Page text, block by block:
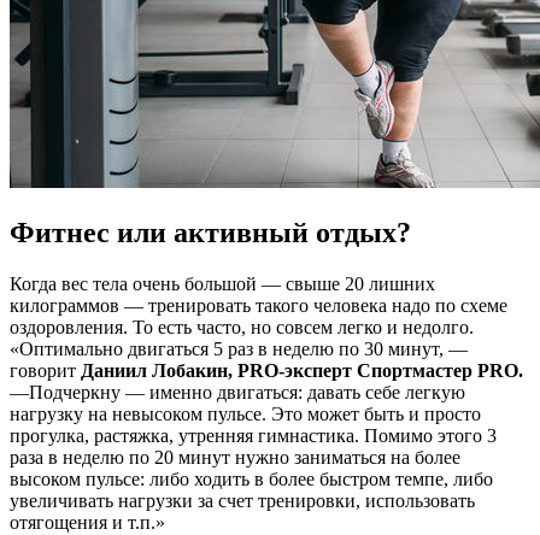
Фитнес или активный отдых?
Когда вес тела очень большой — свыше 20 лишних
килограммов — тренировать такого человека надо по схеме
оздоровления. То есть часто, но совсем легко и недолго.
«Оптимально двигаться 5 раз в неделю по 30 минут, —
говорит Даниил Лобакин, PRO-эксперт Спортмастер PRO.
—Подчеркну — именно двигаться: давать себе легкую
нагрузку на невысоком пульсе. Это может быть и просто
прогулка, растяжка, утренняя гимнастика. Помимо этого 3
раза в неделю по 20 минут нужно заниматься на более
высоком пульсе: либо ходить в более быстром темпе, либо
увеличивать нагрузки за счет тренировки, использовать
отягощения и т.п.»